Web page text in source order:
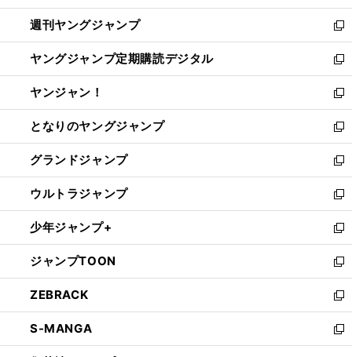
開
く
ウ
で
開
く
ン
ド
ウ
で
開
く
ウ
ィ
ン
ド
ウ
で
開
く
週刊ヤングジャンプ
新
し
い
ウ
ィ
ン
ド
ウ
で
開
く
ヤングジャンプ定期購読デジタル
新
し
い
ウ
ィ
ン
ド
ウ
で
開
く
ヤンジャン！
新
し
い
ウ
ィ
ン
ド
ウ
で
開
く
となりのヤングジャンプ
新
し
い
ウ
ィ
ン
ド
ウ
で
開
く
グランドジャンプ
新
し
い
ウ
ィ
ン
ド
ウ
で
開
く
ウルトラジャンプ
新
し
い
ウ
ィ
ン
ド
ウ
で
開
少年ジャンプ+
新
し
い
ウ
ィ
ン
ド
ウ
ジャンプTOON
新
し
い
ウ
ィ
ン
ZEBRACK
新
し
い
ウ
S-MANGA
新
し